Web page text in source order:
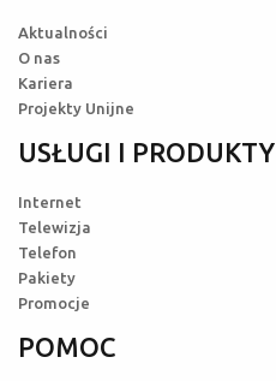
Aktualności
O nas
Kariera
Projekty Unijne
USŁUGI I PRODUKTY
Internet
Telewizja
Telefon
Pakiety
Promocje
POMOC